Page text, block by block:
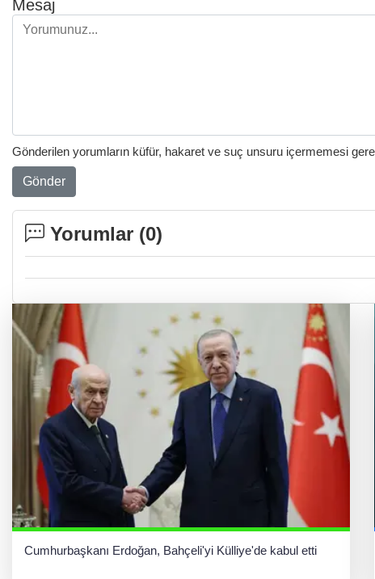
Mesaj
Gönderilen yorumların küfür, hakaret ve suç unsuru içermemesi
Gönder
Yorumlar (0)
Cumhurbaşkanı Erdoğan, Bahçeli'yi Külliye'de kabul etti